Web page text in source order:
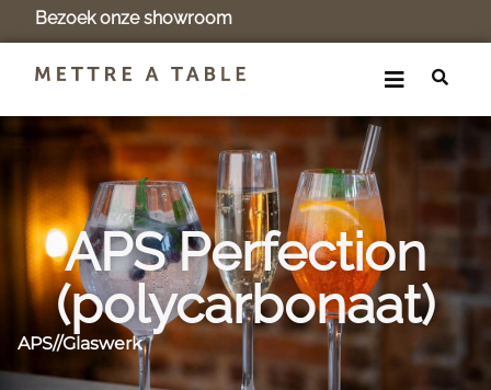
Bezoek onze showroom
APS Perfection
(polycarbonaat)
APS//Glaswerk